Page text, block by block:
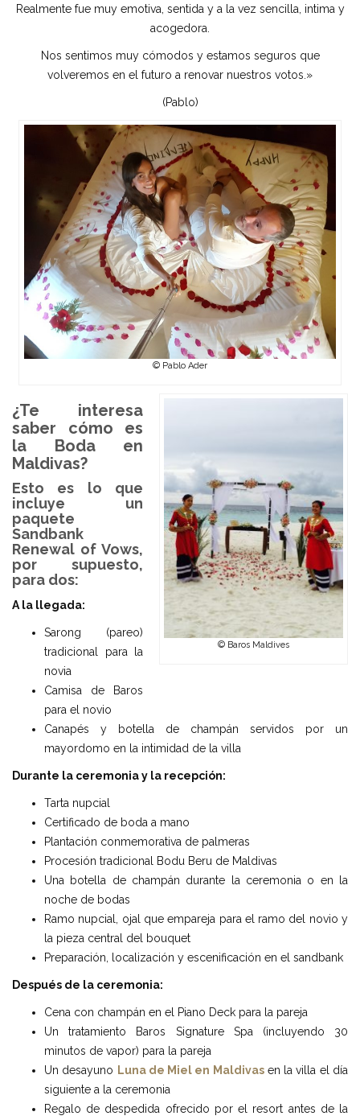
Realmente fue muy emotiva, sentida y a la vez sencilla, intima y
acogedora.
Nos sentimos muy cómodos y estamos seguros que
volveremos en el futuro a renovar nuestros votos.»
(Pablo)
© Pablo Ader
© Baros Maldives
¿Te interesa
saber cómo es
la Boda en
Maldivas?
Esto es lo que
incluye un
paquete
Sandbank
Renewal of Vows,
por supuesto,
para dos:
A la llegada:
Sarong (pareo)
tradicional para la
novia
Camisa de Baros
para el novio
Canapés y botella de champán servidos por un
mayordomo en la intimidad de la villa
Durante la ceremonia y la recepción:
Tarta nupcial
Certificado de boda a mano
Plantación conmemorativa de palmeras
Procesión tradicional Bodu Beru de Maldivas
Una botella de champán durante la ceremonia o en la
noche de bodas
Ramo nupcial, ojal que empareja para el ramo del novio y
la pieza central del bouquet
Preparación, localización y escenificación en el sandbank
Después de la ceremonia:
Cena con champán en el Piano Deck para la pareja
Un tratamiento Baros Signature Spa (incluyendo 30
minutos de vapor) para la pareja
Un desayuno Luna de Miel en Maldivasen la villa el día
siguiente a la ceremonia
Regalo de despedida ofrecido por el resort antes de la